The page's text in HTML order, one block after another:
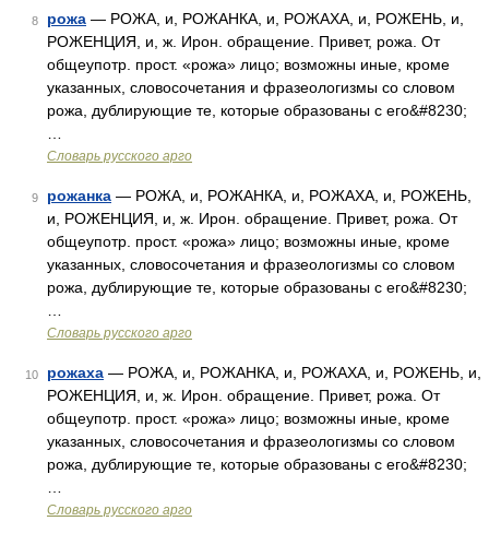
8 рожа — РОЖА, и, РОЖАНКА, и, РОЖАХА, и, РОЖЕНЬ, и,
РОЖЕНЦИЯ, и, ж. Ирон. обращение. Привет, рожа. От
общеупотр. прост. «рожа» лицо; возможны иные, кроме
указанных, словосочетания и фразеологизмы со словом
рожа, дублирующие те, которые образованы с его&#8230;
Словарь русского арго
9 рожанка — РОЖА, и, РОЖАНКА, и, РОЖАХА, и, РОЖЕНЬ,
и, РОЖЕНЦИЯ, и, ж. Ирон. обращение. Привет, рожа. От
общеупотр. прост. «рожа» лицо; возможны иные, кроме
указанных, словосочетания и фразеологизмы со словом
рожа, дублирующие те, которые образованы с его&#8230;
Словарь русского арго
10 рожаха — РОЖА, и, РОЖАНКА, и, РОЖАХА, и, РОЖЕНЬ, и,
РОЖЕНЦИЯ, и, ж. Ирон. обращение. Привет, рожа. От
общеупотр. прост. «рожа» лицо; возможны иные, кроме
указанных, словосочетания и фразеологизмы со словом
рожа, дублирующие те, которые образованы с его&#8230;
Словарь русского арго